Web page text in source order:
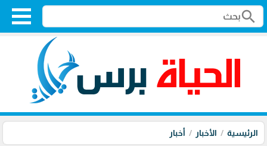
search
الرئيسية الأخبار أخبار